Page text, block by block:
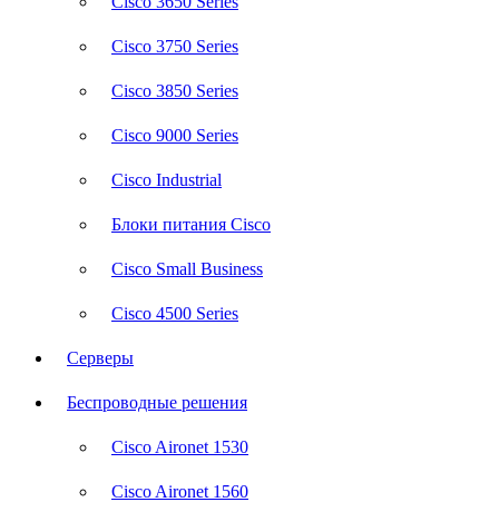
Cisco 3750 Series
Cisco 3850 Series
Cisco 9000 Series
Cisco Industrial
Блоки питания Cisco
Cisco Small Business
Cisco 4500 Series
Серверы
Беспроводные решения
Cisco Aironet 1530
Cisco Aironet 1560